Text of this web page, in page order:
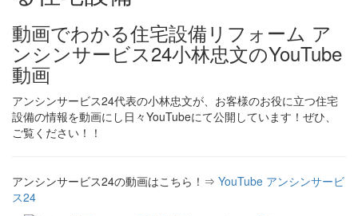
動画でわかる住宅設備リフォーム ア
ンシンサービス24小林忠文のYouTube
動画
アンシンサービス24代表の小林忠文が、お客様のお役に立つ住宅
設備の情報を動画にし日々YouTubeにて公開しています！ぜひ、
ご覧ください！！
アンシンサービス24の動画はこちら！⇒ YouTube アンシンサービ
ス24